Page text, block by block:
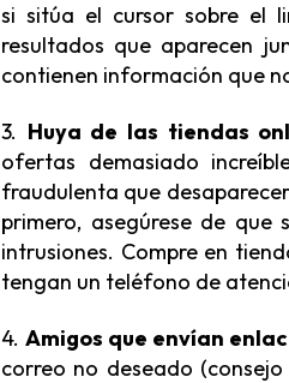
si sitúa el cursor sobre el
resultados que aparecen
contienen información que
3. Huya de las tiendas
ofertas demasiado
fraudulenta que
primero, asegúrese de
intrusiones. Compre en
tengan un teléfono de
4. Amigos que envían
correo no deseado